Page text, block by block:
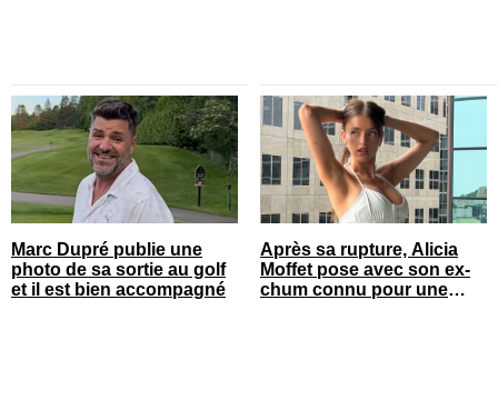
Marc Dupré publie une
photo de sa sortie au golf
et il est bien accompagné
Après sa rupture, Alicia
Moffet pose avec son ex-
chum connu pour une